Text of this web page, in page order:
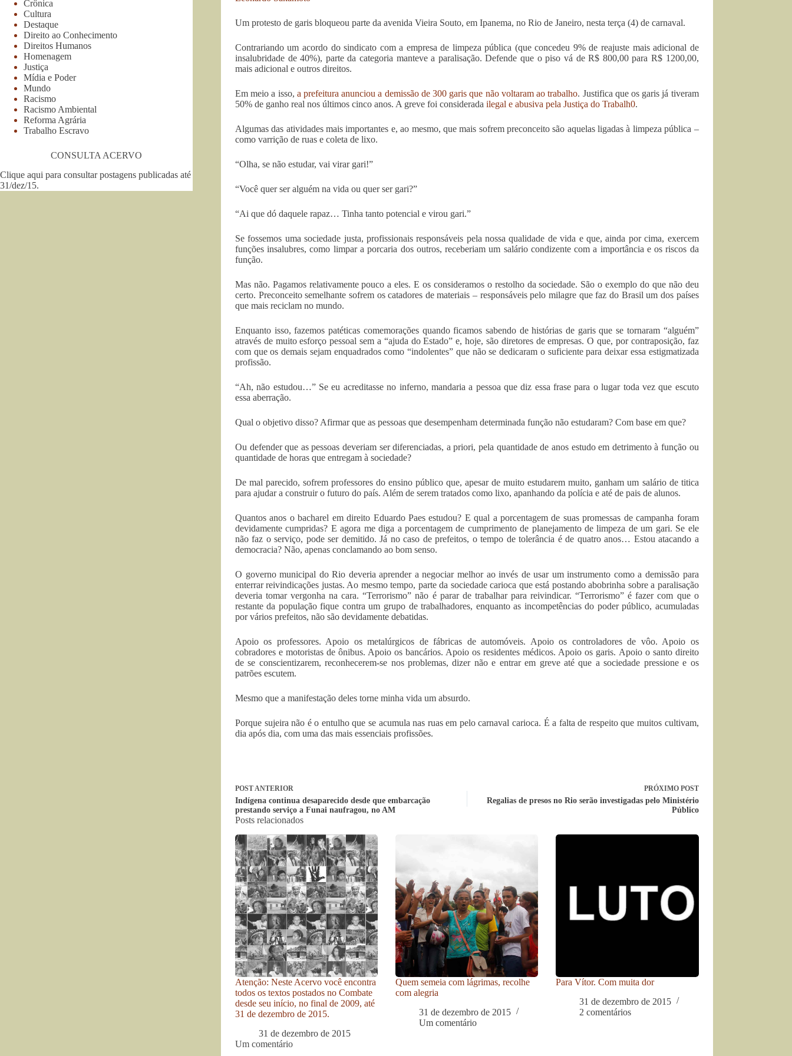
Um protesto de garis bloqueou parte da avenida Vieira Souto, em Ipanema, no Rio de Janeiro, nesta terça (4) de carnaval.
Contrariando um acordo do sindicato com a empresa de limpeza pública (que concedeu 9% de reajuste mais adicional de
insalubridade de 40%), parte da categoria manteve a paralisação. Defende que o piso vá de R$ 800,00 para R$ 1200,00,
mais adicional e outros direitos.
Em meio a isso, a prefeitura anunciou a demissão de 300 garis que não voltaram ao trabalho. Justifica que os garis já tiveram
50% de ganho real nos últimos cinco anos. A greve foi considerada ilegal e abusiva pela Justiça do Trabalh0.
Algumas das atividades mais importantes e, ao mesmo, que mais sofrem preconceito são aquelas ligadas à limpeza pública –
como varrição de ruas e coleta de lixo.
“Olha, se não estudar, vai virar gari!”
“Você quer ser alguém na vida ou quer ser gari?”
“Ai que dó daquele rapaz… Tinha tanto potencial e virou gari.”
Se fossemos uma sociedade justa, profissionais responsáveis pela nossa qualidade de vida e que, ainda por cima, exercem
funções insalubres, como limpar a porcaria dos outros, receberiam um salário condizente com a importância e os riscos da
função.
Mas não. Pagamos relativamente pouco a eles. E os consideramos o restolho da sociedade. São o exemplo do que não deu
certo. Preconceito semelhante sofrem os catadores de materiais – responsáveis pelo milagre que faz do Brasil um dos países
que mais reciclam no mundo.
Enquanto isso, fazemos patéticas comemorações quando ficamos sabendo de histórias de garis que se tornaram “alguém”
através de muito esforço pessoal sem a “ajuda do Estado” e, hoje, são diretores de empresas. O que, por contraposição, faz
com que os demais sejam enquadrados como “indolentes” que não se dedicaram o suficiente para deixar essa estigmatizada
profissão.
“Ah, não estudou…” Se eu acreditasse no inferno, mandaria a pessoa que diz essa frase para o lugar toda vez que escuto
essa aberração.
Qual o objetivo disso? Afirmar que as pessoas que desempenham determinada função não estudaram? Com base em que?
Ou defender que as pessoas deveriam ser diferenciadas, a priori, pela quantidade de anos estudo em detrimento à função ou
quantidade de horas que entregam à sociedade?
De mal parecido, sofrem professores do ensino público que, apesar de muito estudarem muito, ganham um salário de titica
para ajudar a construir o futuro do país. Além de serem tratados como lixo, apanhando da polícia e até de pais de alunos.
Quantos anos o bacharel em direito Eduardo Paes estudou? E qual a porcentagem de suas promessas de campanha foram
devidamente cumpridas? E agora me diga a porcentagem de cumprimento de planejamento de limpeza de um gari. Se ele
não faz o serviço, pode ser demitido. Já no caso de prefeitos, o tempo de tolerância é de quatro anos… Estou atacando a
democracia? Não, apenas conclamando ao bom senso.
O governo municipal do Rio deveria aprender a negociar melhor ao invés de usar um instrumento como a demissão para
enterrar reivindicações justas. Ao mesmo tempo, parte da sociedade carioca que está postando abobrinha sobre a paralisação
deveria tomar vergonha na cara. “Terrorismo” não é parar de trabalhar para reivindicar. “Terrorismo” é fazer com que o
restante da população fique contra um grupo de trabalhadores, enquanto as incompetências do poder público, acumuladas
por vários prefeitos, não são devidamente debatidas.
Apoio os professores. Apoio os metalúrgicos de fábricas de automóveis. Apoio os controladores de vôo. Apoio os
cobradores e motoristas de ônibus. Apoio os bancários. Apoio os residentes médicos. Apoio os garis. Apoio o santo direito
de se conscientizarem, reconhecerem-se nos problemas, dizer não e entrar em greve até que a sociedade pressione e os
patrões escutem.
Mesmo que a manifestação deles torne minha vida um absurdo.
Porque sujeira não é o entulho que se acumula nas ruas em pelo carnaval carioca. É a falta de respeito que muitos cultivam,
dia após dia, com uma das mais essenciais profissões.
POSTANTERIOR
Indígena continua desaparecido desde que embarcação
prestando serviço a Funai naufragou, no AM
PRÓXIMO POST
Regalias de presos no Rio serão investigadas pelo Ministério
Público
Posts relacionados
Atenção: Neste Acervo você encontra
todos os textos postados no Combate
desde seu início, no final de 2009, até
31 de dezembro de 2015.
31 de dezembro de 2015
Quem semeia com lágrimas, recolhe
com alegria
31 de dezembro de 2015
Um comentário
Para Vítor. Com muita dor
31 de dezembro de 2015
2 comentários
Um comentário
Crônica
Cultura
Destaque
Direito ao Conhecimento
Direitos Humanos
Homenagem
Justiça
Mídia e Poder
Mundo
Racismo
Racismo Ambiental
Reforma Agrária
Trabalho Escravo
CONSULTA ACERVO
Clique aqui para consultar postagens publicadas até
31/dez/15.